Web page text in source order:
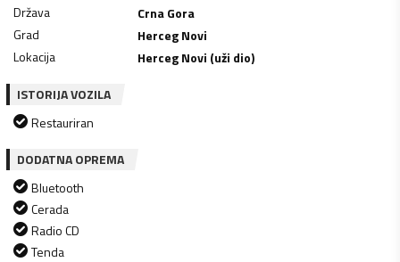
Država
Crna Gora
Grad
Herceg Novi
Lokacija
Herceg Novi (uži dio)
ISTORIJA VOZILA
Restauriran
DODATNA OPREMA
Bluetooth
Cerada
Radio CD
Tenda